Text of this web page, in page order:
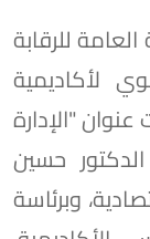
للرقابة
لأكاديمية
"الإدارة
حسين
وبرئاسة